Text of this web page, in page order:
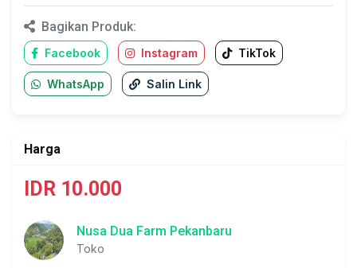
Bagikan Produk:
Facebook Instagram TikTok
WhatsApp Salin Link
Harga
IDR 10.000
Nusa Dua Farm Pekanbaru
Toko